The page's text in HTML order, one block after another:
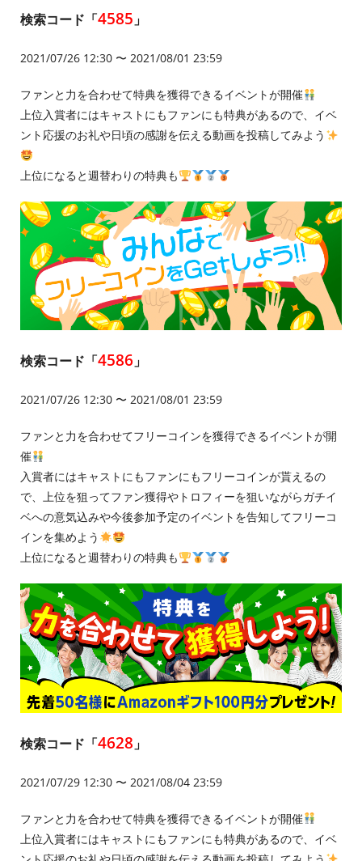
検索コード「4585 」
2021/07/26 12:30 〜 2021/08/01 23:59
ファンと力を合わせて特典を獲得できるイベントが開催
上位入賞者にはキャストにもファンにも特典があるので、イベ
ント応援のお礼や日頃の感謝を伝える動画を投稿してみよう
上位になると週替わりの特典も
検索コード「4586」
2021/07/26 12:30 〜 2021/08/01 23:59
ファンと力を合わせてフリーコインを獲得できるイベントが開
催
入賞者にはキャストにもファンにもフリーコインが貰えるの
で、上位を狙ってファン獲得やトロフィーを狙いながらガチイ
ベへの意気込みや今後参加予定のイベントを告知してフリーコ
インを集めよう
上位になると週替わりの特典も
検索コード「4628 」
2021/07/29 12:30 〜 2021/08/04 23:59
ファンと力を合わせて特典を獲得できるイベントが開催
上位入賞者にはキャストにもファンにも特典があるので、イベ